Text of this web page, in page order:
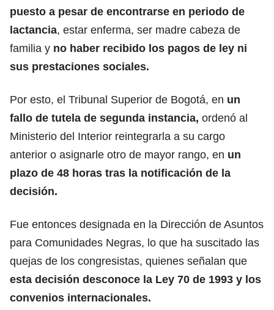
puesto a pesar de encontrarse en periodo de
lactancia, estar enferma, ser madre cabeza de
familia y no haber recibido los pagos de ley ni
sus prestaciones sociales.
Por esto, el Tribunal Superior de Bogotá, en un
fallo de tutela de segunda instancia, ordenó al
Ministerio del Interior reintegrarla a su cargo
anterior o asignarle otro de mayor rango, en un
plazo de 48 horas tras la notificación de la
decisión.
Fue entonces designada en la Dirección de Asuntos
para Comunidades Negras, lo que ha suscitado las
quejas de los congresistas, quienes señalan que
esta decisión desconoce la Ley 70 de 1993 y los
convenios internacionales.